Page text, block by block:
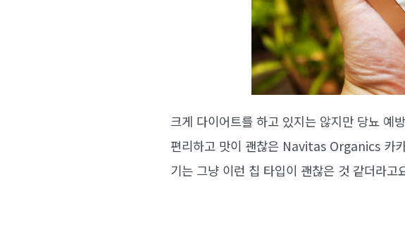
크게 다이어트를 하고 있지는 않지만 당뇨 예
편리하고 맛이 괜찮은 Navitas Organics 카
기는 그냥 이런 칩 타입이 괜찮은 것 같더라고